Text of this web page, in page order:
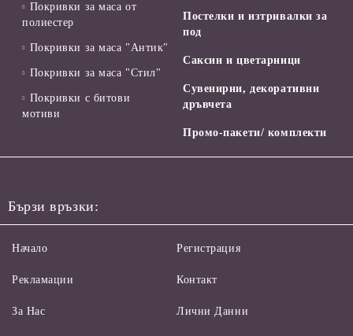
Покривки за маса от
полиестер
Покривки за маса "Антик"
Покривки за маса "Стил"
Покривки с битови
мотиви
Постелки и изтривалки за
под
Саксии и цветарници
Сувенирни, декоративни
дръвчета
Промо-пакети/ комплекти
Бързи връзки:
Начало
Рекламации
За Нас
Регистрация
Контакт
Лични Данни